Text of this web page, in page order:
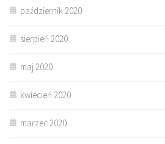
październik 2020
sierpień 2020
maj 2020
kwiecień 2020
marzec 2020